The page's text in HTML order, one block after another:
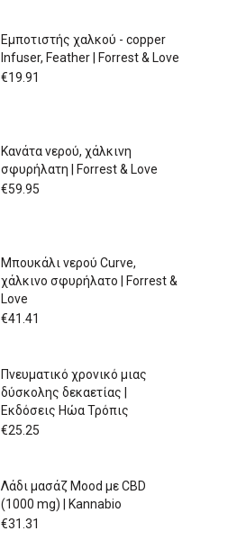
Εμποτιστής χαλκού - copper
Infuser, Feather | Forrest & Love
€19.91
Κανάτα νερού, χάλκινη
σφυρήλατη | Forrest & Love
€59.95
Μπουκάλι νερού Curve,
χάλκινο σφυρήλατο | Forrest &
Love
€41.41
Πνευματικό χρονικό μιας
δύσκολης δεκαετίας |
Εκδόσεις Ηώα Τρόπις
€25.25
Λάδι μασάζ Mood με CBD
(1000 mg) | Kannabio
€31.31